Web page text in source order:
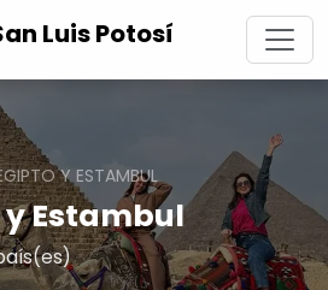
Y ESTAMBUL
Estambul